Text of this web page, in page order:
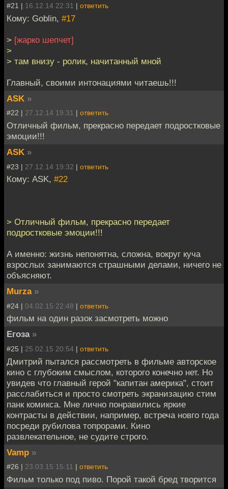
#21 | 16.12.14 22:31 | ответить
Кому: Goblin, #17
> [жарко шепчет]
>
> там внизу - ролик, начитанный мной
Главный, своими интонациями читаешь!!!
ASK »
#22 | 27.12.14 19:31 | ответить
Отличный фильм, прекрасно передает подростковые
эмоции!!!
ASK »
#23 | 27.12.14 19:32 | ответить
Кому: ASK, #22
> Отличный фильм, прекрасно передает
подростковые эмоции!!!
А именно: жизнь непонятна, сложна, вокруг куча
взрослых занимаются страшными делами, ничего не
объясняют.
Murza »
#24 | 04.02.15 22:48 | ответить
фильм на один разок засмотреть можно
Егоза »
#25 | 25.02.15 20:54 | ответить
Дмитрий пытался рассмотреть в фильме авторское
кино с глубоким смыслом, которого конечно нет. Но
увидев что главный герой "капитан америка", стоит
расслабиться и просто смотреть экранизацию стим
панк комикса. Мне лично понравились яркие
контрасты в действии, например, встреча новго года
посреди рубилова топрорами. Кино
развлекательное, не судите строго.
Vamp »
#26 | 23.03.15 15:11 | ответить
Фильм только под пиво. Порой такой бред творится